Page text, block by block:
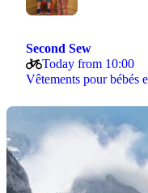
Second Sew
Today from 10:00
Vêtements pour bébés